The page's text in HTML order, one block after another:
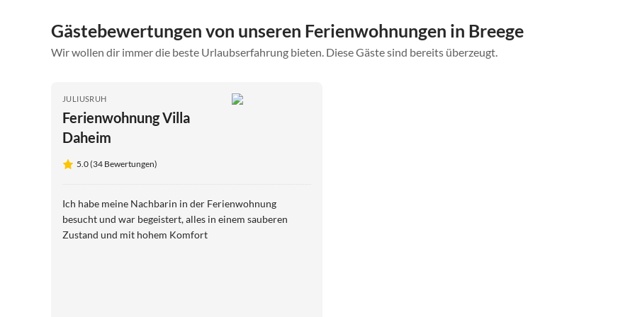
Gästebewertungen von unseren Ferienwohnungen in Breege
Wir wollen dir immer die beste Urlaubserfahrung bieten. Diese Gäste sind bereits überzeugt.
JULIUSRUH
Ferienwohnung Villa
Daheim
5.0 (34 Bewertungen)
Ich habe meine Nachbarin in der Ferienwohnung
besucht und war begeistert, alles in einem sauberen
Zustand und mit hohem Komfort